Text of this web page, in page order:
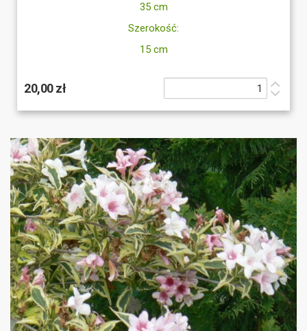
35 cm
Szerokość:
15 cm
20,00 zł